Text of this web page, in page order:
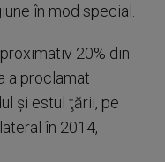
în mod special.
20% din
a proclamat
şi estul ţării, pe
în 2014,